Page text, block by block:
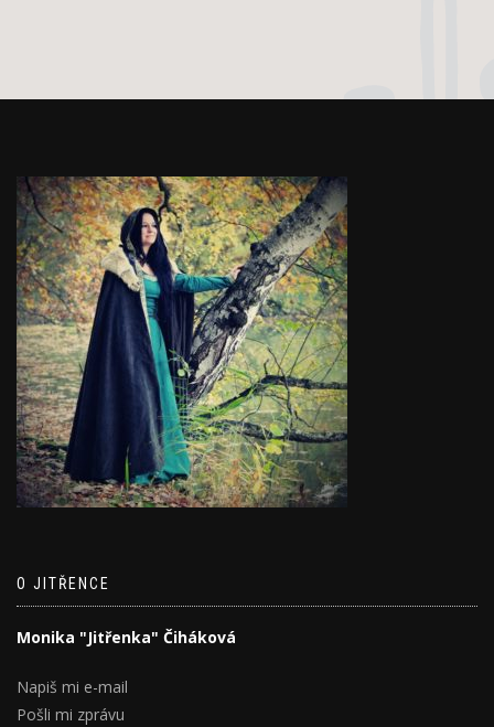
O JITŘENCE
Monika "Jitřenka" Čiháková
Napiš mi e-mail
Pošli mi zprávu